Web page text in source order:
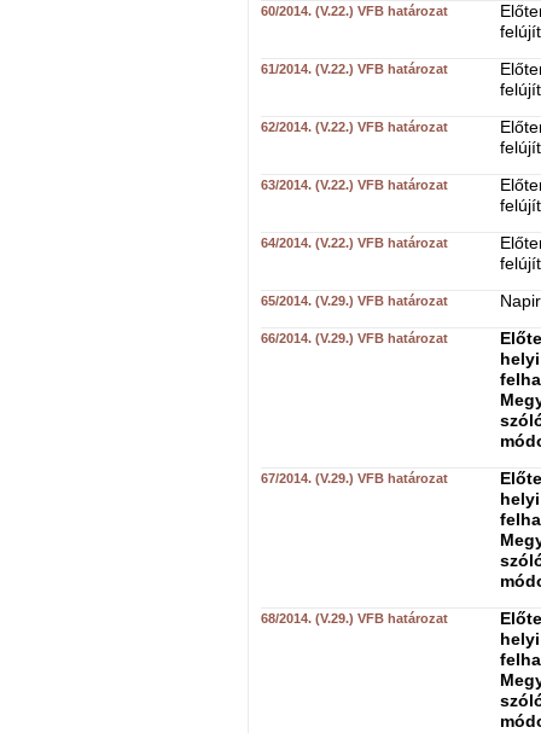
60/2014. (V.22.) VFB határozat
61/2014. (V.22.) VFB határozat
62/2014. (V.22.) VFB határozat
63/2014. (V.22.) VFB határozat
64/2014. (V.22.) VFB határozat
65/2014. (V.29.) VFB határozat
66/2014. (V.29.) VFB határozat
67/2014. (V.29.) VFB határozat
68/2014. (V.29.) VFB határozat